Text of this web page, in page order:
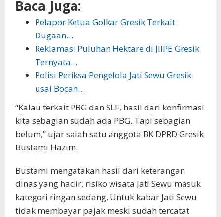
Baca Juga:
Pelapor Ketua Golkar Gresik Terkait
Dugaan…
Reklamasi Puluhan Hektare di JIIPE Gresik
Ternyata…
Polisi Periksa Pengelola Jati Sewu Gresik
usai Bocah…
“Kalau terkait PBG dan SLF, hasil dari konfirmasi
kita sebagian sudah ada PBG. Tapi sebagian
belum,” ujar salah satu anggota BK DPRD Gresik
Bustami Hazim.
Bustami mengatakan hasil dari keterangan
dinas yang hadir, risiko wisata Jati Sewu masuk
kategori ringan sedang. Untuk kabar Jati Sewu
tidak membayar pajak meski sudah tercatat